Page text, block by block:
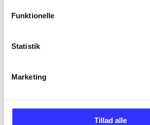
Funktionelle
Statistik
Marketing
Tillad alle